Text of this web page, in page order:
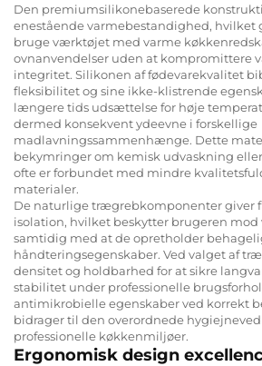
Den premiumsilikonebaserede
enestående varmebestandighed, hvilket
bruge værktøjet med varme
ovnanvendelser uden at kompromittere
integritet. Silikonen af fødevarekvalitet
fleksibilitet og sine ikke-klistrende
længere tids udsættelse for høje
dermed konsekvent ydeevne i forskellige
madlavningssammenhænge. Dette
bekymringer om kemisk udvaskning
ofte er forbundet med mindre
materialer.
De naturlige trægrebkomponenter giver
isolation, hvilket beskytter brugeren mod
samtidig med at de opretholder
håndteringsegenskaber. Ved valget af
densitet og holdbarhed for at sikre
stabilitet under professionelle
antimikrobielle egenskaber ved korrekt
bidrager til den overordnede
professionelle køkkenmiljøer.
Ergonomisk design